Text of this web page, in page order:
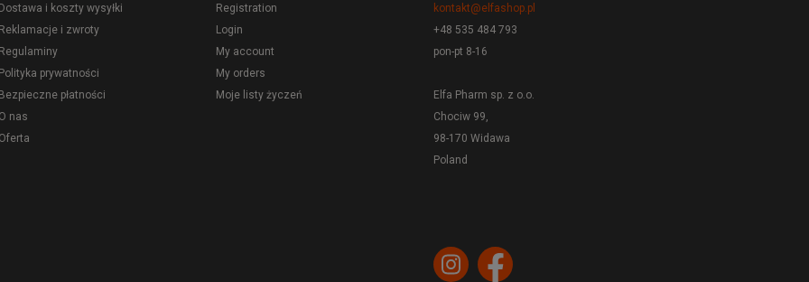
Dostawa i koszty wysyłki
Reklamacje i zwroty
Regulaminy
Polityka prywatności
Bezpieczne płatności
O nas
Oferta
Registration
Login
My account
My orders
Moje listy życzeń
kontakt@elfashop.pl
+48 535 484 793
pon-pt 8-16
Elfa Pharm sp. z o.o.
Chociw 99,
98-170 Widawa
Poland